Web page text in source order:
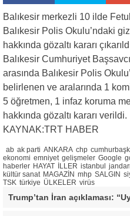
Balıkesir merkezli 10 ilde
Balıkesir Polis Okulu’ndaki
hakkında gözaltı kararı
Balıkesir Cumhuriyet
arasında Balıkesir Polis
belirlenen ve aralarında 1
5 öğretmen, 1 infaz koruma
hakkında gözaltı kararı verildi.
KAYNAK:TRT HABER
ab ak parti ANKARA chp
ekonomi emniyet gelişmeler Google
haberler HAYAT İLLER istanbul
kültür sanat MAGAZİN mhp SALGIN
TSK türkiye ÜLKELER virüs